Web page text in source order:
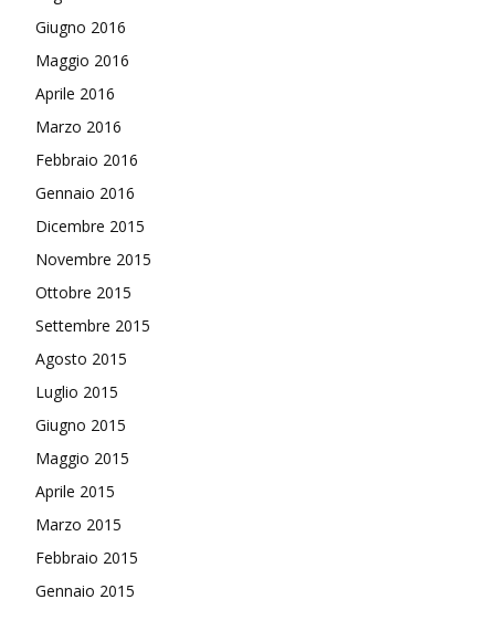
Giugno 2016
Maggio 2016
Aprile 2016
Marzo 2016
Febbraio 2016
Gennaio 2016
Dicembre 2015
Novembre 2015
Ottobre 2015
Settembre 2015
Agosto 2015
Luglio 2015
Giugno 2015
Maggio 2015
Aprile 2015
Marzo 2015
Febbraio 2015
Gennaio 2015